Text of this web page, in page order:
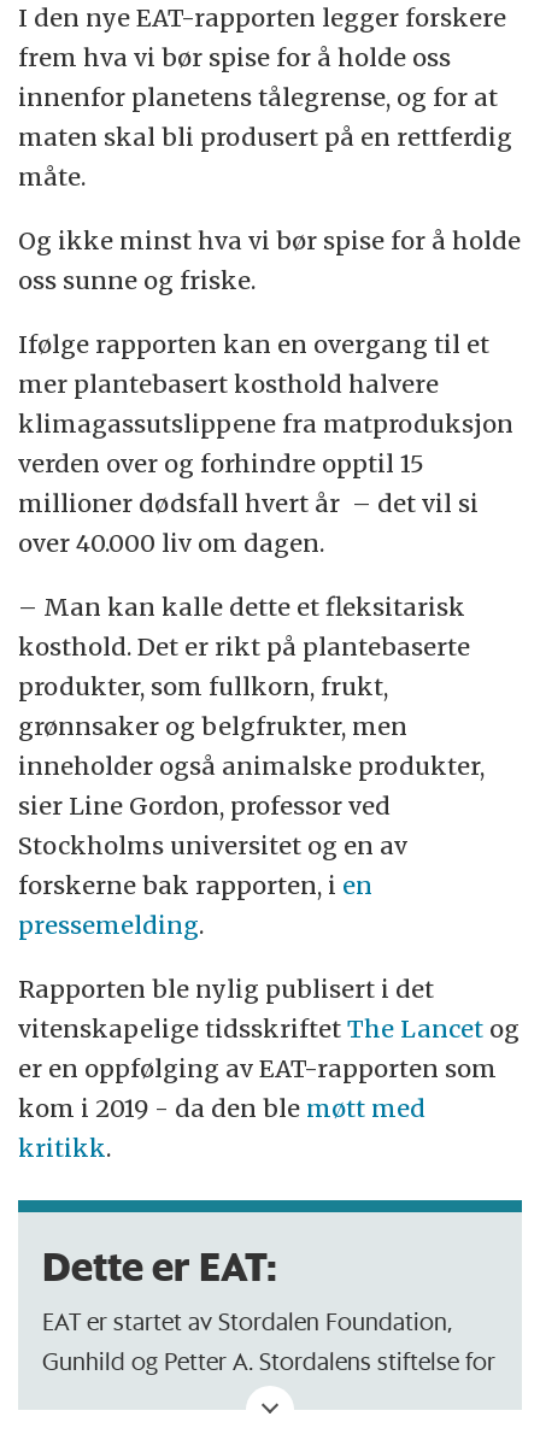
I den nye EAT-rapporten legger forskere
frem hva vi bør spise for å holde oss
innenfor planetens tålegrense, og for at
maten skal bli produsert på en rettferdig
måte.
Og ikke minst hva vi bør spise for å holde
oss sunne og friske.
Ifølge rapporten kan en overgang til et
mer plantebasert kosthold halvere
klimagassutslippene fra matproduksjon
verden over og forhindre opptil 15
millioner dødsfall hvert år – det vil si
over 40.000 liv om dagen.
– Man kan kalle dette et fleksitarisk
kosthold. Det er rikt på plantebaserte
produkter, som fullkorn, frukt,
grønnsaker og belgfrukter, men
inneholder også animalske produkter,
sier Line Gordon, professor ved
Stockholms universitet og en av
forskerne bak rapporten, i en
pressemelding.
Rapporten ble nylig publisert i det
vitenskapelige tidsskriftetThe Lancet og
er en oppfølging av EAT-rapporten som
kom i 2019 - da den ble møtt med
kritikk.
Dette er EAT:
EAT er startet av Stordalen Foundation,
Gunhild og Petter A. Stordalens stiftelse for
bærekraftig utvikling.